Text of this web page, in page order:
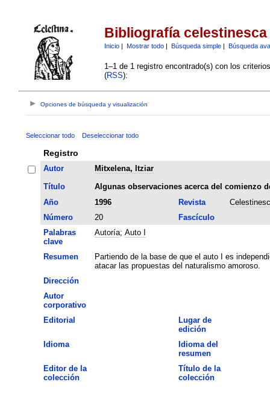
Bibliografía celestinesca
Inicio| Mostrar todo| Búsqueda simple| Búsqueda
1–1 de 1 registro encontrado(s) con los
(RSS):
Opciones de búsqueda y visualización
Seleccionar todo Deseleccionar todo
Registro
Autor
Mitxelena, Itziar
Título
Algunas observaciones acerca del comienzo
Año
1996 Revista
Número
20
Fascículo
Palabras
clave
Autoría; Auto I
Resumen
Partiendo de la base de que el auto I es
atacar las propuestas del naturalismo amoroso.
Dirección
Autor
corporativo
Editorial
Lugar de
edición
Idioma
Idioma del
resumen
Editor de la
colección
Título de la
colección